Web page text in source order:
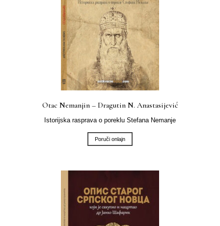
Otac Nemanjin – Dragutin N. Anastasijević
Istorijska rasprava o poreklu Stefana Nemanje
Poruči onlajn